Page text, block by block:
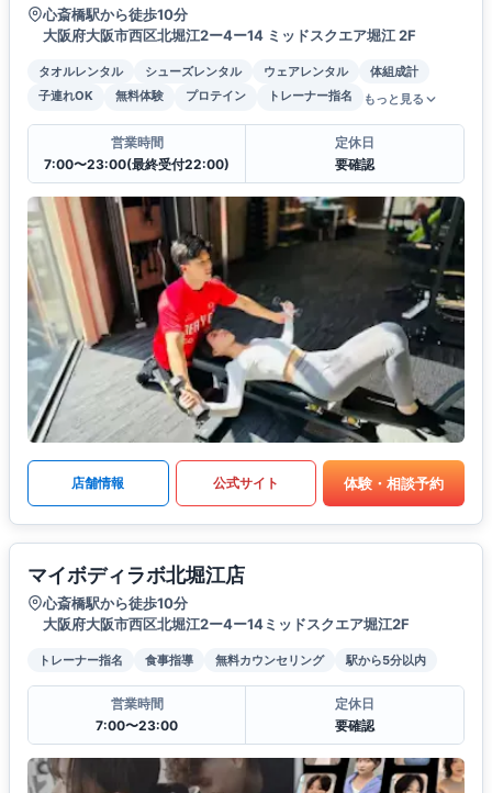
心斎橋駅から徒歩10分
大阪府大阪市西区北堀江2ー4ー14 ミッドスクエア堀江 2F
タオルレンタル シューズレンタル ウェアレンタル
体組成計
子連れOK
無料体験 プロテイン トレーナー指名 もっと見る
営業時間
7:00〜23:00(最終受付22:00)
定休日
要確認
店舗情報 公式サイト 体験・相談予約
マイボディラボ北堀江店
心斎橋駅から徒歩10分
大阪府大阪市西区北堀江2ー4ー14ミッドスクエア堀江2F
トレーナー指名 食事指導 無料カウンセリング 駅から5分以内
営業時間
7:00〜23:00
定休日
要確認